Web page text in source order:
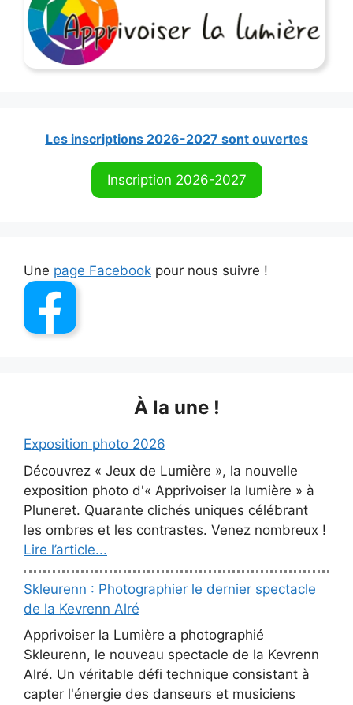
Les inscriptions 2026-2027 sont ouvertes
Inscription 2026-2027
Une page Facebook pour nous suivre !
À la une !
Exposition photo 2026
Découvrez « Jeux de Lumière », la nouvelle
exposition photo d'« Apprivoiser la lumière » à
Pluneret. Quarante clichés uniques célébrant
les ombres et les contrastes. Venez nombreux !
Lire l’article...
Skleurenn : Photographier le dernier spectacle
de la Kevrenn Alré
Apprivoiser la Lumière a photographié
Skleurenn, le nouveau spectacle de la Kevrenn
Alré. Un véritable défi technique consistant à
capter l'énergie des danseurs et musiciens